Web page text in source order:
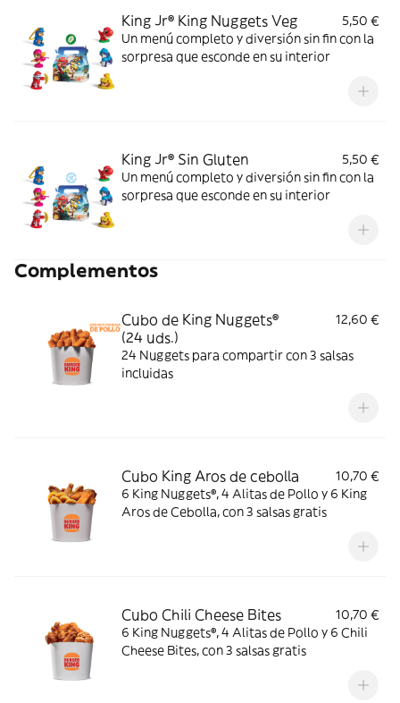
King Jr® King Nuggets Veg
5,50 €
Un menú completo y diversión sin fin con la
sorpresa que esconde en su interior
King Jr® Sin Gluten
5,50 €
Un menú completo y diversión sin fin con la
sorpresa que esconde en su interior
Complementos
Cubo de King Nuggets®
(24 uds.)
12,60 €
24 Nuggets para compartir con 3 salsas
incluidas
Cubo King Aros de cebolla
10,70 €
6 King Nuggets®, 4 Alitas de Pollo y 6 King
Aros de Cebolla, con 3 salsas gratis
Cubo Chili Cheese Bites
10,70 €
6 King Nuggets®, 4 Alitas de Pollo y 6 Chili
Cheese Bites, con 3 salsas gratis